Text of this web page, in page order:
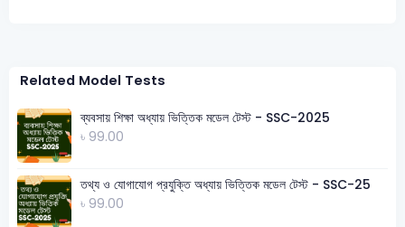
Related Model Tests
ব্যবসায় শিক্ষা অধ্যায় ভিত্তিক মডেল টেস্ট - SSC-2025
৳ 99.00
তথ্য ও যোগাযোগ প্রযুক্তি অধ্যায় ভিত্তিক মডেল টেস্ট - SSC-25
৳ 99.00